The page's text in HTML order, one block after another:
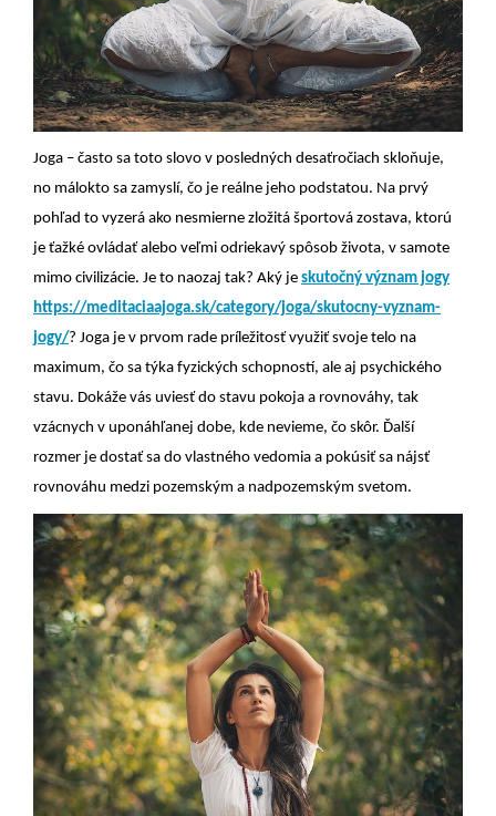
Joga – často sa toto slovo v posledných desaťročiach skloňuje,
no málokto sa zamyslí, čo je reálne jeho podstatou. Na prvý
pohľad to vyzerá ako nesmierne zložitá športová zostava, ktorú
je ťažké ovládať alebo veľmi odriekavý spôsob života, v samote
mimo civilizácie. Je to naozaj tak? Aký je skutočný význam jogy
https://meditaciaajoga.sk/category/joga/skutocny-vyznam-
jogy/? Joga je v prvom rade príležitosť využiť svoje telo na
maximum, čo sa týka fyzických schopností, ale aj psychického
stavu. Dokáže vás uviesť do stavu pokoja a rovnováhy, tak
vzácnych v uponáhľanej dobe, kde nevieme, čo skôr. Ďalší
rozmer je dostať sa do vlastného vedomia a pokúsiť sa nájsť
rovnováhu medzi pozemským a nadpozemským svetom.